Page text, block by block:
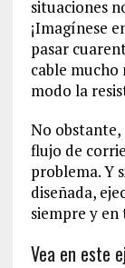
situaciones
¡Imagínese
pasar
cable mucho
modo la
No obstante,
flujo de
problema. Y
diseñada,
siempre y
Vea en este